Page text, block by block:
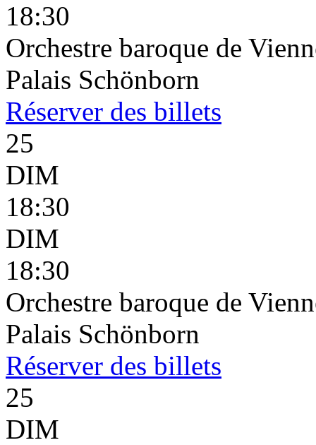
18:30
Orchestre baroque de
Palais Schönborn
Réserver des billets
25
DIM
18:30
DIM
18:30
Orchestre baroque de
Palais Schönborn
Réserver des billets
25
DIM